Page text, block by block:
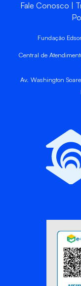
Fale Conosco
Fundação
Central de
Av. Washington